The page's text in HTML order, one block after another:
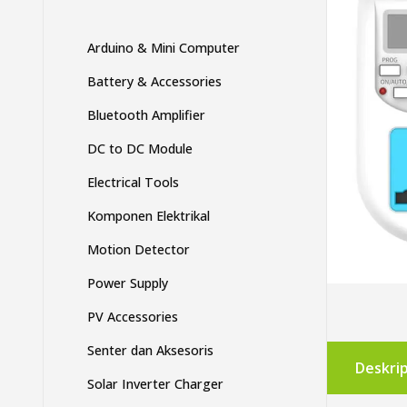
Arduino & Mini Computer
Battery & Accessories
Bluetooth Amplifier
DC to DC Module
Electrical Tools
Komponen Elektrikal
Motion Detector
Power Supply
PV Accessories
Senter dan Aksesoris
Solar Inverter Charger